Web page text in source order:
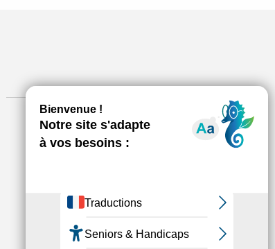
leurs activités et leurs